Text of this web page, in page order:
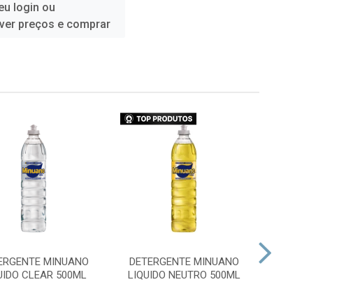
login ou
preços e comprar
MINUANO
CLEAR 500ML
DETERGENTE MINUANO
LIQUIDO NEUTRO 500ML